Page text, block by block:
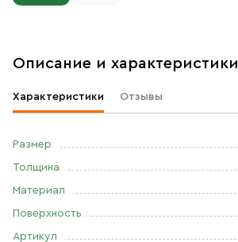
Описание и характеристики
Характеристики Отзывы
Размер
Толщина
Материал
Поверхность
Артикул